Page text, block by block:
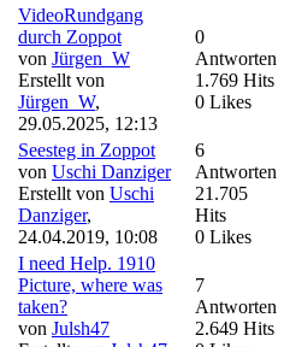
VideoRundgang
durch Zoppot
von Jürgen_W
Erstellt von
Jürgen_W,
29.05.2025, 12:13
0
Antworten
1.769 Hits
0 Likes
Seesteg in Zoppot
von Uschi Danziger
Erstellt von Uschi
Danziger,
24.04.2019, 10:08
6
Antworten
21.705
Hits
0 Likes
I need Help. 1910
Picture, where was
taken?
von Julsh47
7
Antworten
2.649 Hits